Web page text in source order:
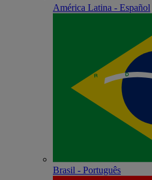
América Latina - Español
Brasil - Português